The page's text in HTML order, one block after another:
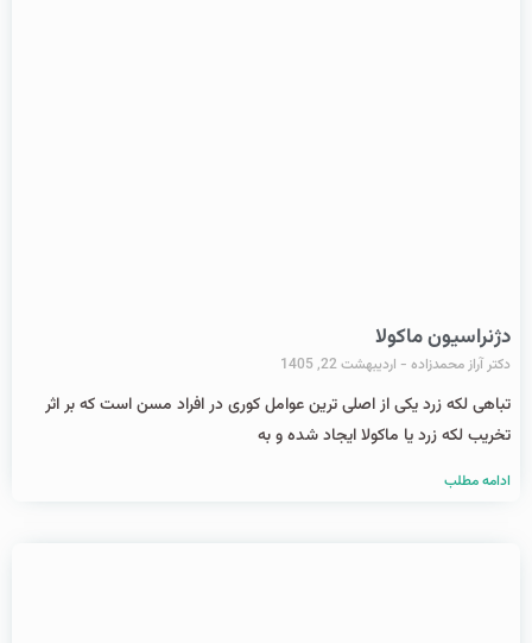
دژنراسیون ماکولا
دکتر آراز محمدزاده اردیبهشت 22, 1405
تباهی لکه زرد یکی از اصلی ترین عوامل کوری در افراد مسن است که بر اثر
تخریب لکه زرد یا ماکولا ایجاد شده و به
ادامه مطلب